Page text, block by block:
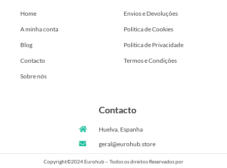
Home
A minha conta
Blog
Contacto
Sobre nós
Envios e Devoluções
Politica de Cookies
Politica de Privacidade
Termos e Condições
Contacto
Huelva, Espanha
geral@eurohub.store
Copyright©2024 Eurohub – Todos os direitos Reservados por